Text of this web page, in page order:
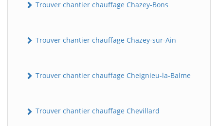
Trouver chantier chauffage Chazey-Bons
Trouver chantier chauffage Chazey-sur-Ain
Trouver chantier chauffage Cheignieu-la-Balme
Trouver chantier chauffage Chevillard